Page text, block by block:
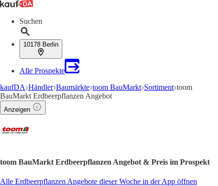
Suchen
10178 Berlin
Alle Prospekte
kaufDA Händler Baumärkte toom BauMarkt Sortiment toom
BauMarkt Erdbeerpflanzen Angebot
Anzeigen
toom BauMarkt Erdbeerpflanzen Angebot & Preis im Prospekt
Alle Erdbeerpflanzen Angebote dieser Woche in der App öffnen